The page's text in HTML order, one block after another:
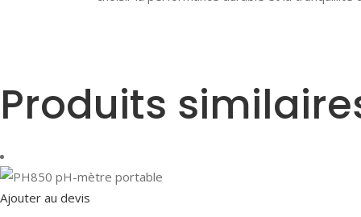
Produits
Ajouter au devis